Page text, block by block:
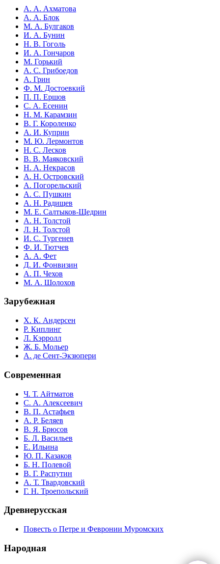
А. А. Ахматова
А. А. Блок
М. А. Булгаков
И. А. Бунин
Н. В. Гоголь
И. А. Гончаров
М. Горький
А. С. Грибоедов
А. Грин
Ф. М. Достоевкий
П. П. Ершов
С. А. Есенин
Н. М. Карамзин
В. Г. Короленко
А. И. Куприн
М. Ю. Лермонтов
Н. С. Лесков
В. В. Маяковский
Н. А. Некрасов
А. Н. Островский
А. Погорельский
А. С. Пушкин
А. Н. Радищев
М. Е. Салтыков-Щедрин
А. Н. Толстой
Л. Н. Толстой
И. С. Тургенев
Ф. И. Тютчев
А. А. Фет
Д. И. Фонвизин
А. П. Чехов
М. А. Шолохов
Зарубежная
Х. К. Андерсен
Р. Киплинг
Л. Кэрролл
Ж. Б. Мольер
А. де Сент-Экзюпери
Современная
Ч. Т. Айтматов
С. А. Алексеевич
В. П. Астафьев
А. Р. Беляев
В. Я. Брюсов
Б. Л. Васильев
Е. Ильина
Ю. П. Казаков
Б. Н. Полевой
В. Г. Распутин
А. Т. Твардовский
Г. Н. Троепольский
Древнерусская
Повесть о Петре и Февронии Муромских
Народная